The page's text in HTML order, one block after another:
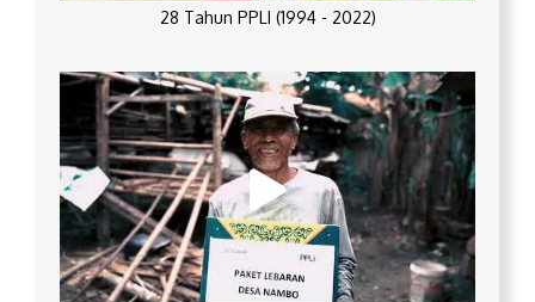
28 Tahun PPLI (1994 - 2022)